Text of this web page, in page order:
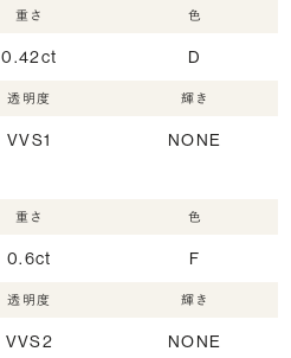
重さ
0.42ct
色
D
透明度
VVS1
輝き
NONE
重さ
0.6ct
色
F
透明度
VVS2
輝き
NONE